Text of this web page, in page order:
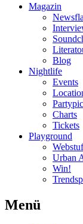
Magazin
Blog
Nightlife
Events
Charts
Tickets
Playground
Urban
Win!
Menü